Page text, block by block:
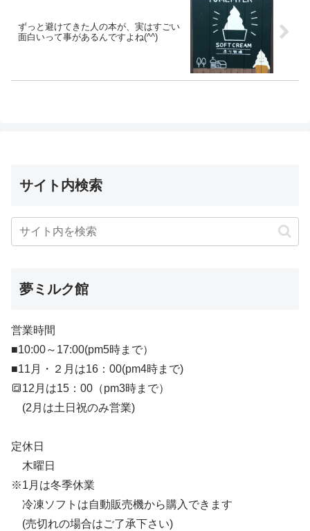
ずっと避けてきた人の本が、実はすごい
面白いって事があるんですよね(^^)
サイト内検索
夢ミルク館
営業時間
■10:00～17:00(pm5時まで）
■11月・２月は16：00(pm4時まで)
🔳12月は15：00（pm3時まで）
(2月は土日祝のみ営業)
定休日
木曜日
※1月は冬季休業
冷凍ソフトは自動販売機から購入できます
(売切れの場合はご了承下さい)